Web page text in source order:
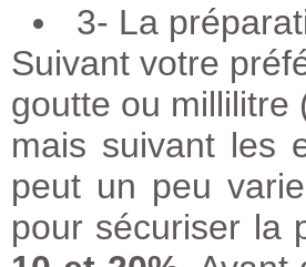
3- La
Suivant votre
goutte ou millilitre
mais suivant les
peut un peu
pour sécuriser la